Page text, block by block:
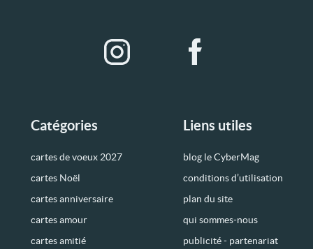
Catégories
cartes de voeux 2027
cartes Noël
cartes anniversaire
cartes amour
cartes amitié
Liens utiles
blog le CyberMag
conditions d’utilisation
plan du site
qui sommes-nous
publicité - partenariat